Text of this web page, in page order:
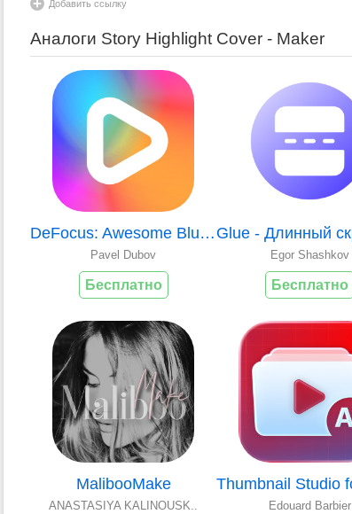
Добавить ссылку
Аналоги Story Highlight Cover - Maker
DeFocus: Awesome Blurry Photos
Pavel Dubov
Бесплатно
Egor Shashkov
Бесплатно
MalibooMake
ANASTASIYA KALINOUSK.. Edouard Barbier